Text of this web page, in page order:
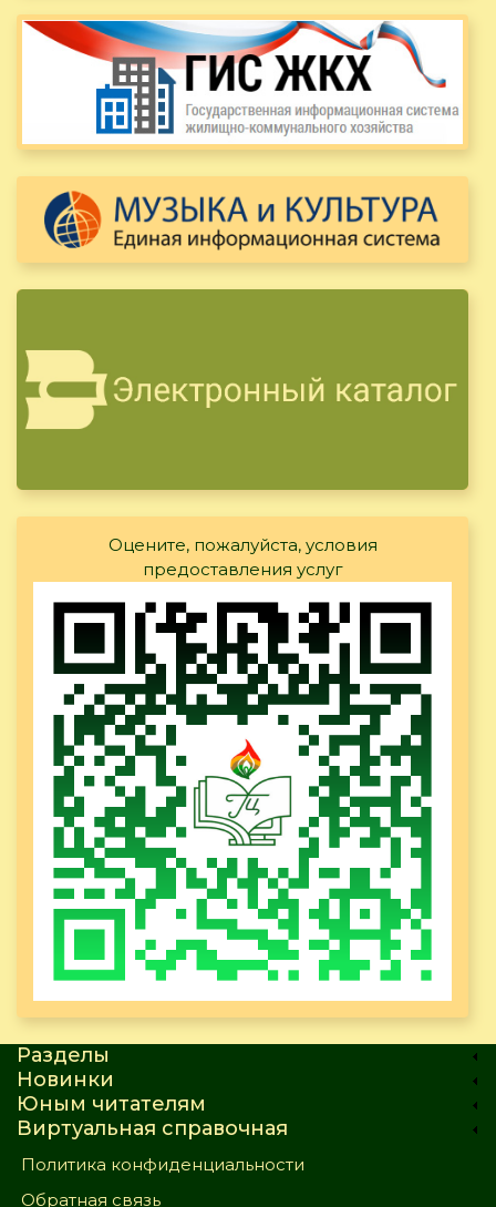
Оцените, пожалуйста, условия
предоставления услуг
Разделы
Новинки
Юным читателям
Виртуальная справочная
Политика конфиденциальности
Обратная связь